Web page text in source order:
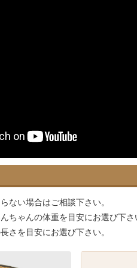
ない場合はご相談下さい。
ちゃんの体重を目安にお選び下さ
さを目安にお選び下さい。